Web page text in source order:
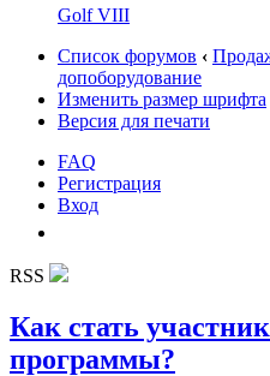
Golf VIII
Список форумов ‹
допоборудование
Изменить размер шрифта
Версия для печати
FAQ
Регистрация
Вход
RSS
Как стать
программы?